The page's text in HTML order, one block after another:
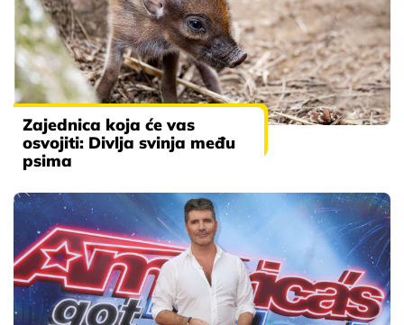
Zajednica koja će vas
osvojiti: Divlja svinja među
psima